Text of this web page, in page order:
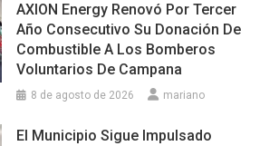
AXION Energy Renovó Por Tercer
Año Consecutivo Su Donación De
Combustible A Los Bomberos
Voluntarios De Campana
8 de agosto de 2026 mariano
El Municipio Sigue Impulsado